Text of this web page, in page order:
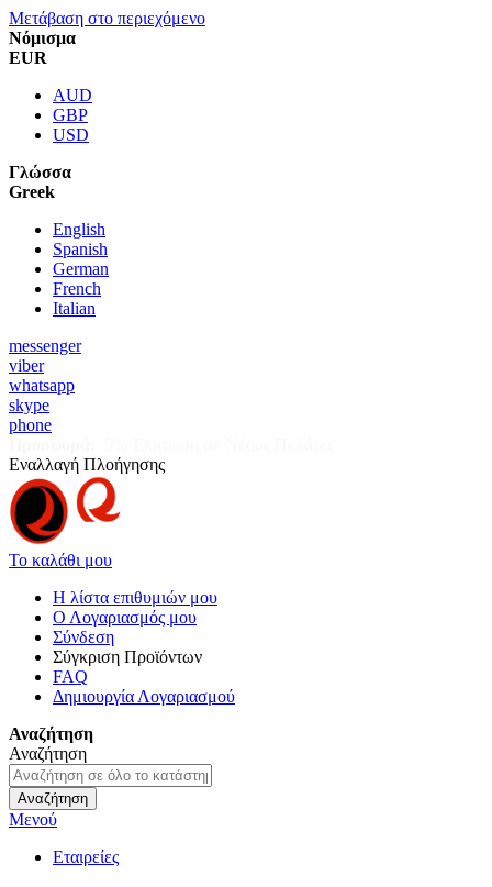
Μετάβαση στο περιεχόμενο
Νόμισμα
EUR
AUD
GBP
USD
Γλώσσα
Greek
English
Spanish
German
French
Italian
messenger
viber
whatsapp
skype
phone
Εναλλαγή Πλοήγησης
Το καλάθι μου
Η λίστα επιθυμιών μου
Ο Λογαριασμός μου
Σύνδεση
Σύγκριση Προϊόντων
FAQ
Δημιουργία Λογαριασμού
Αναζήτηση
Αναζήτηση
Αναζήτηση
Μενού
Εταιρείες